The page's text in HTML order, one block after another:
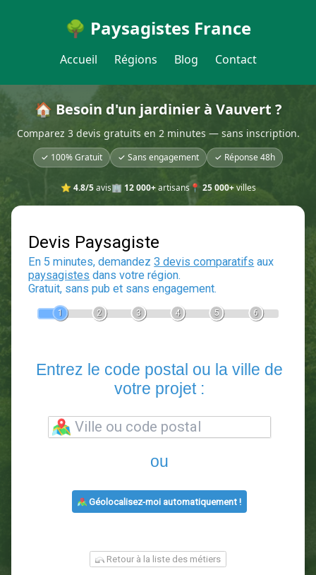
🌳 Paysagistes France
Accueil Régions Blog Contact
🏠 Besoin d'un jardinier à Vauvert ?
Comparez 3 devis gratuits en 2 minutes — sans inscription.
✓ 100% Gratuit ✓ Sans engagement ✓ Réponse 48h
⭐ 4.8/5avis🏢 12 000+artisans📍 25 000+villes
Devis Paysagiste
En 5 minutes, demandez3 devis comparatifs
votre projet :
ou